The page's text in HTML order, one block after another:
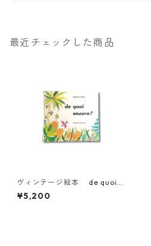
最近チェックした商品
ヴィンテージ絵本 de quoi e
ncore フランス
¥5,200